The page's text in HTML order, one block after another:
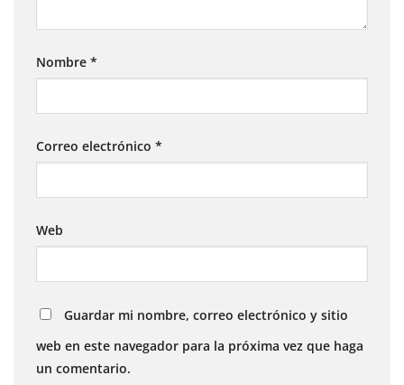
Nombre *
Correo electrónico *
Web
Guardar mi nombre, correo electrónico y sitio
web en este navegador para la próxima vez que haga
un comentario.